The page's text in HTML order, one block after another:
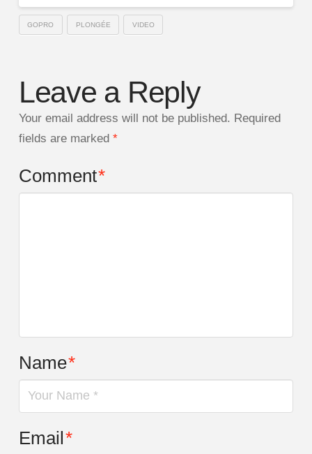
GOPRO PLONGÉE VIDEO
Leave a Reply
Your email address will not be published. Required
fields are marked *
Comment*
Name*
Email*